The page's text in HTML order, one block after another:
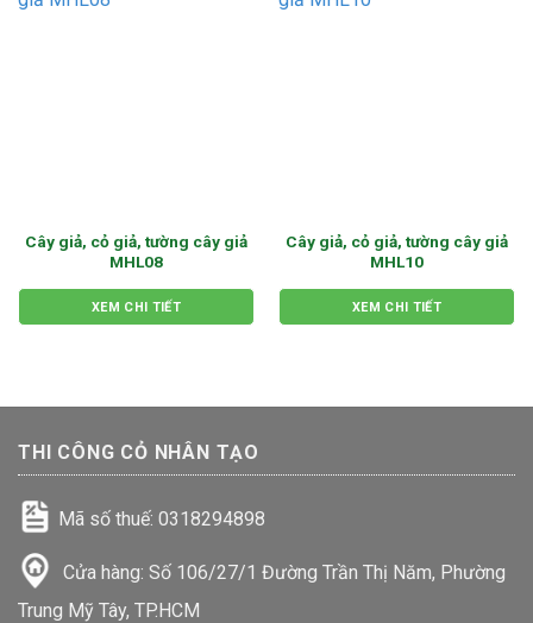
Cây giả, cỏ giả, tường cây giả
MHL08
XEM CHI TIẾT
Cây giả, cỏ giả, tường cây giả
MHL10
XEM CHI TIẾT
THI CÔNG CỎ NHÂN TẠO
Mã số thuế: 0318294898
Cửa hàng: Số 106/27/1 Đường Trần Thị Năm, Phường
Trung Mỹ Tây, TP.HCM